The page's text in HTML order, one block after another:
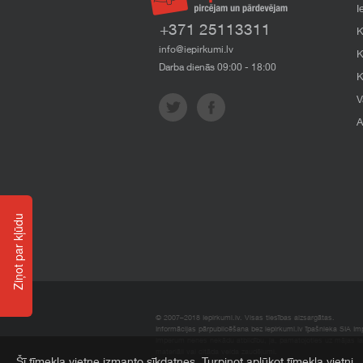
+371 25113311
info@iepirkumi.lv
Darba dienās 09:00 - 18:00
© 2007–2018 Iepirkumi.lv. Visas tiesības aizsargātas.
Informācijas pārpublicēšana bez iepirkumi.lv īpašnieka SIA
Ziņot par kļūdu